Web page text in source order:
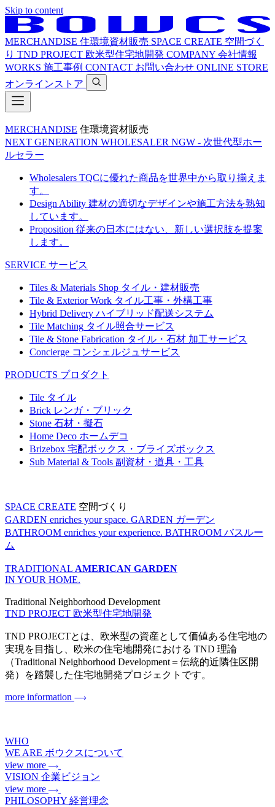
Skip to content
MERCHANDISE 住環境資材販売 SPACE CREATE 空間づく
り TND PROJECT 欧米型住宅地開発 COMPANY 会社情報
WORKS 施工事例 CONTACT お問い合わせ ONLINE STORE
オンラインストア
MERCHANDISE 住環境資材販売
NEXT GENERATION WHOLESALER NGW - 次世代型ホー
ルセラー
Wholesalers TQCに優れた商品を世界中から取り揃えま
す。
Design Ability 建材の適切なデザインや施工方法を熟知
しています。
Proposition 従来の日本にはない、新しい選択肢を提案
します。
SERVICE サービス
Tiles & Materials Shop タイル・建材販売
Tile & Exterior Work タイル工事・外構工事
Hybrid Delivery ハイブリッド配送システム
Tile Matching タイル照合サービス
Tile & Stone Fabrication タイル・石材 加工サービス
Concierge コンシェルジュサービス
PRODUCTS プロダクト
Tile タイル
Brick レンガ・ブリック
Stone 石材・擬石
Home Deco ホームデコ
Brizebox 宅配ボックス・ブライズボックス
Sub Material & Tools 副資材・道具・工具
SPACE CREATE 空間づくり
GARDEN enriches your space. GARDEN ガーデン
BATHROOM enriches your experience. BATHROOM バスルー
ム
TRADITIONAL AMERICAN GARDEN
IN YOUR HOME.
Traditional Neighborhood Development
TND PROJECT 欧米型住宅地開発
TND PROJECTとは、欧米型の資産として価値ある住宅地の
実現を目指し、欧米の住宅地開発における TND 理論
（Traditional Neighborhood Development＝伝統的近隣住区開
発）を踏襲した住宅地開発プロジェクトです。
more information
WHO
WE ARE ボウクスについて
view more
VISION 企業ビジョン
view more
PHILOSOPHY 経営理念